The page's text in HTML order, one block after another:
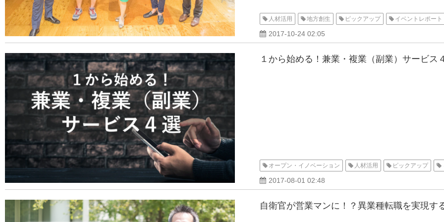
人材活用 地方創生 ピックアップ イベントレポート
2017-10-24 02:05
１から始める！兼業・複業（副業）サービス
オープン・イノベーション 人材活用 ピックアップ
2017-08-01 02:48
自衛官が営業マンに！？異業種転職を実現